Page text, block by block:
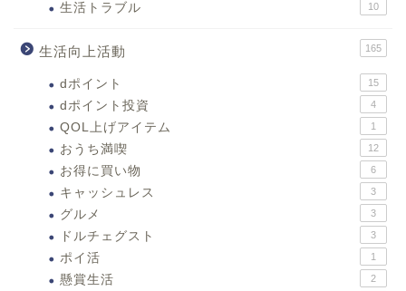
生活トラブル 10
生活向上活動 165
dポイント 15
dポイント投資 4
QOL上げアイテム 1
おうち満喫 12
お得に買い物 6
キャッシュレス 3
グルメ 3
ドルチェグスト 3
ポイ活 1
懸賞生活 2